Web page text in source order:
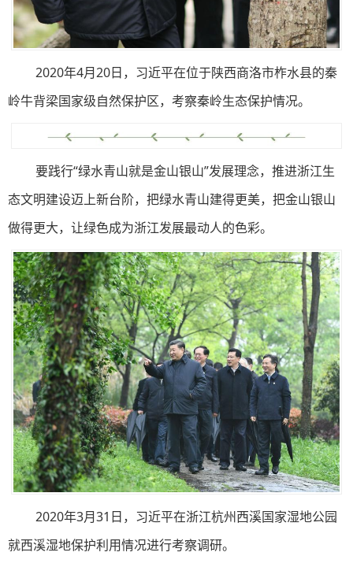
2020年4月20日，习近平在位于陕西商洛市柞水县的秦
岭牛背梁国家级自然保护区，考察秦岭生态保护情况。
要践行“绿水青山就是金山银山”发展理念，推进浙江生
态文明建设迈上新台阶，把绿水青山建得更美，把金山银山
做得更大，让绿色成为浙江发展最动人的色彩。
2020年3月31日，习近平在浙江杭州西溪国家湿地公园
就西溪湿地保护利用情况进行考察调研。